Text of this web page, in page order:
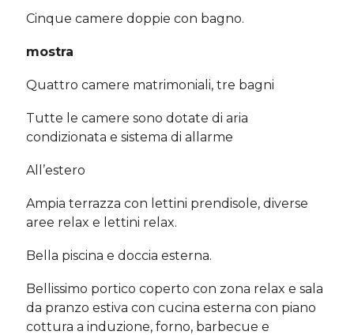
Cinque camere doppie con bagno.
mostra
Quattro camere matrimoniali, tre bagni
Tutte le camere sono dotate di aria
condizionata e sistema di allarme
All’estero
Ampia terrazza con lettini prendisole, diverse
aree relax e lettini relax.
Bella piscina e doccia esterna.
Bellissimo portico coperto con zona relax e sala
da pranzo estiva con cucina esterna con piano
cottura a induzione, forno, barbecue e